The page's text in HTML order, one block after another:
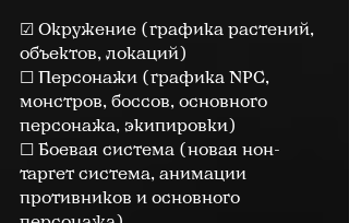
☑ Окружение (графика растений,
объектов, локаций)
☐ Персонажи (графика NPC,
монстров, боссов, основного
персонажа, экипировки)
☐ Боевая система (новая нон-
таргет система, анимации
противников и основного